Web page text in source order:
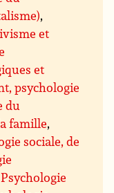
,
et
et
psychologie
du
famille,
sociale, de
Psychologie